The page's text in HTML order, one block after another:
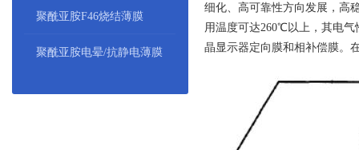
聚酰亚胺F46烧结薄膜
聚酰亚胺电晕/抗静电薄膜
细化、高可靠性方向发展，高
用温度可达260℃以上，其电
晶显示器定向膜和相补偿膜。